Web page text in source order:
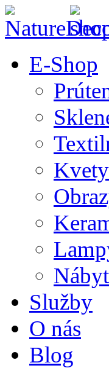
E-Shop
Služby
O nás
Blog